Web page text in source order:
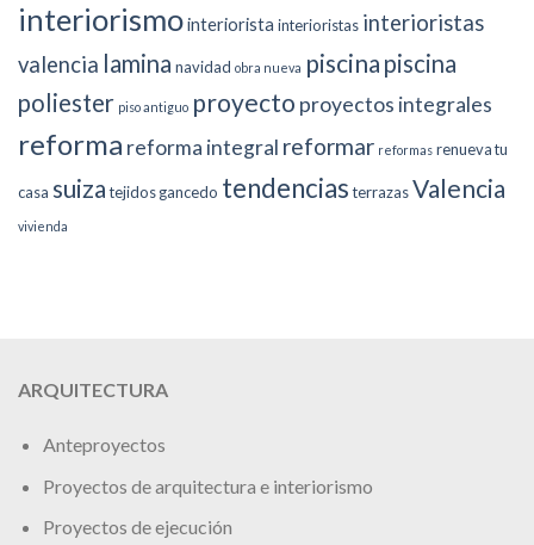
interiorismointeriorista interioristas interioristas
valencia lamina navidad obra nueva piscina piscina
poliester piso antiguo proyecto proyectos integrales
reforma reforma integral reformar reformas renueva tu
casa suiza tejidos gancedo tendencias terrazasValencia
vivienda
ARQUITECTURA
Anteproyectos
Proyectos de arquitectura e interiorismo
Proyectos de ejecución